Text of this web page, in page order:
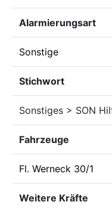
Alarmierungsart
Sonstige
Stichwort
Sonstiges > SON
Fahrzeuge
Fl. Werneck 30/1
Weitere Kräfte